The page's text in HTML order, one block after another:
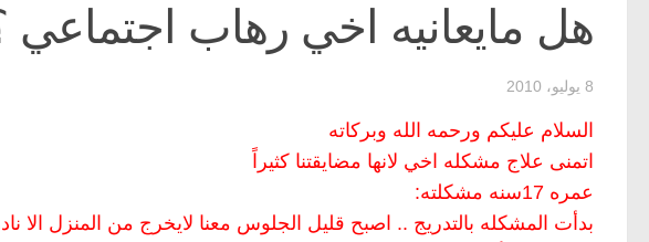
هل مايعانيه اخي رهاب اجتماعي
8 يوليو، 2010
السلام عليكم ورحمه الله وبركاته
اتمنى علاج مشكله اخي لانها مضايقتنا كثيراً
عمره 17سنه مشكلته:
بدأت المشكله بالتدريج .. اصبح قليل الجلوس معنا لايخرج من المنزل الا